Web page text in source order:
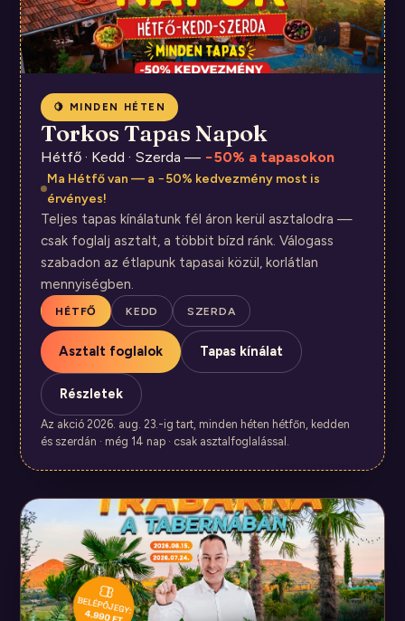
🍋 MINDEN HÉTEN
Torkos Tapas Napok
Hétfő · Kedd · Szerda — −50% a tapasokon
Ma Hétfő van — a −50% kedvezmény most is
érvényes!
Teljes tapas kínálatunk fél áron kerül asztalodra —
csak foglalj asztalt, a többit bízd ránk. Válogass
szabadon az étlapunk tapasai közül, korlátlan
mennyiségben.
HÉTFŐ KEDD SZERDA
Asztalt foglalok Tapas kínálat
Részletek
Az akció 2026. aug. 23.-ig tart, minden héten hétfőn, kedden
és szerdán · még 14 nap · csak asztalfoglalással.